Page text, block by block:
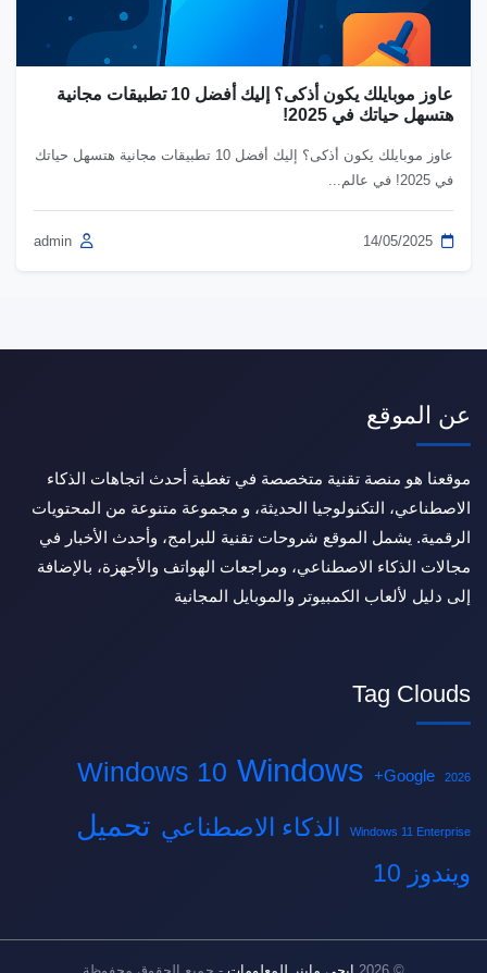
عاوز موبايلك يكون أذكى؟ إليك أفضل 10 تطبيقات مجانية
هتسهل حياتك في 2025!
عاوز موبايلك يكون أذكى؟ إليك أفضل 10 تطبيقات مجانية هتسهل حياتك
في 2025! في عالم...
عن الموقع
موقعنا هو منصة تقنية متخصصة في تغطية أحدث اتجاهات الذكاء
الاصطناعي، التكنولوجيا الحديثة، و مجموعة متنوعة من المحتويات
الرقمية. يشمل الموقع شروحات تقنية للبرامج، وأحدث الأخبار في
مجالات الذكاء الاصطناعي، ومراجعات الهواتف والأجهزة، بالإضافة
إلى دليل لألعاب الكمبيوتر والموبايل المجانية
Tag Clouds
2026
Google+
Windows
Windows 10
Windows 11 Enterprise الذكاء الاصطناعي تحميل
ويندوز 10